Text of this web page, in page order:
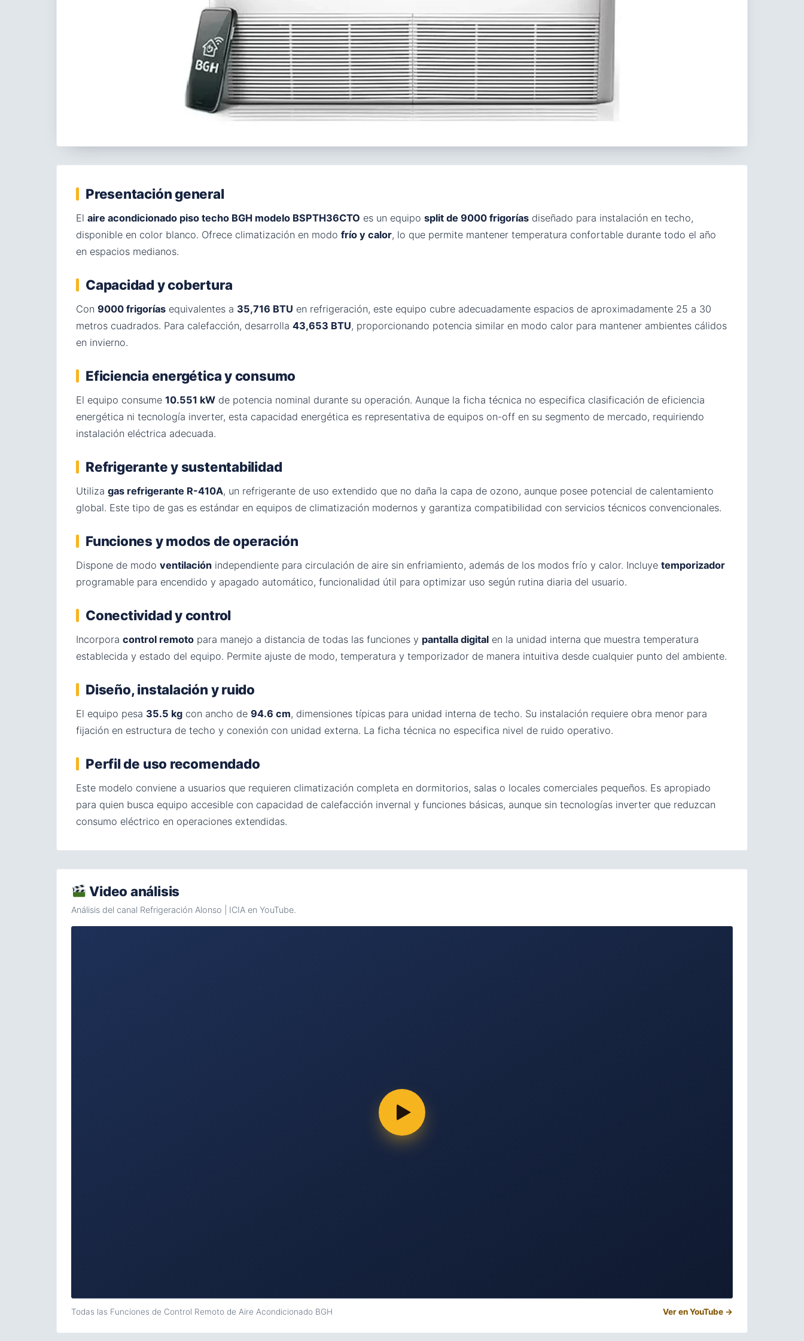
Presentación general
El aire acondicionado piso techo BGH modelo BSPTH36CTO es un equipo split de 9000 frigorías diseñado para instalación en techo,
disponible en color blanco. Ofrece climatización en modo frío y calor, lo que permite mantener temperatura confortable durante todo el año
en espacios medianos.
Capacidad y cobertura
Con 9000 frigorías equivalentes a 35,716 BTU en refrigeración, este equipo cubre adecuadamente espacios de aproximadamente 25 a 30
metros cuadrados. Para calefacción, desarrolla 43,653 BTU, proporcionando potencia similar en modo calor para mantener ambientes cálidos
en invierno.
Eficiencia energética y consumo
El equipo consume 10.551 kW de potencia nominal durante su operación. Aunque la ficha técnica no especifica clasificación de eficiencia
energética ni tecnología inverter, esta capacidad energética es representativa de equipos on-off en su segmento de mercado, requiriendo
instalación eléctrica adecuada.
Refrigerante y sustentabilidad
Utiliza gas refrigerante R-410A, un refrigerante de uso extendido que no daña la capa de ozono, aunque posee potencial de calentamiento
global. Este tipo de gas es estándar en equipos de climatización modernos y garantiza compatibilidad con servicios técnicos convencionales.
Funciones y modos de operación
Dispone de modo ventilación independiente para circulación de aire sin enfriamiento, además de los modos frío y calor. Incluye temporizador
programable para encendido y apagado automático, funcionalidad útil para optimizar uso según rutina diaria del usuario.
Conectividad y control
Incorpora control remoto para manejo a distancia de todas las funciones y pantalla digital en la unidad interna que muestra temperatura
establecida y estado del equipo. Permite ajuste de modo, temperatura y temporizador de manera intuitiva desde cualquier punto del ambiente.
Diseño, instalación y ruido
El equipo pesa 35.5 kg con ancho de 94.6 cm, dimensiones típicas para unidad interna de techo. Su instalación requiere obra menor para
fijación en estructura de techo y conexión con unidad externa. La ficha técnica no especifica nivel de ruido operativo.
Perfil de uso recomendado
Este modelo conviene a usuarios que requieren climatización completa en dormitorios, salas o locales comerciales pequeños. Es apropiado
para quien busca equipo accesible con capacidad de calefacción invernal y funciones básicas, aunque sin tecnologías inverter que reduzcan
consumo eléctrico en operaciones extendidas.
Video análisis
Análisis del canal Refrigeración Alonso | ICIA en YouTube.
Todas las Funciones de Control Remoto de Aire Acondicionado BGH Ver en YouTube →